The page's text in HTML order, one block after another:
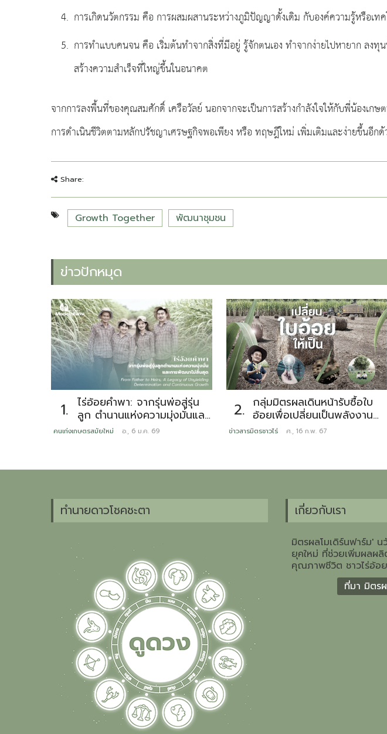
การเกิดนวัตกรรม คือ การผสมผสานระหว่างภูมิปัญญาดั้งเดิม กับองค์ความรู้หรือเท
การทำแบบคนจน คือ เริ่มต้นทำจากสิ่งที่มีอยู่ รู้จักตนเอง ทำจากง่ายไปหายาก ลงทุ
สร้างความสำเร็จที่ใหญ่ขึ้นในอนาคต
จากการลงพื้นที่ของคุณสมศักดิ์ เครือวัลย์ นอกจากจะเป็นการสร้างกำลังใจให้กับพี่น้องเก
การดำเนินชีวิตตามหลักปรัชญาเศรษฐกิจพอเพียง หรือ ทฤษฎีใหม่ เพิ่มเติมและง่ายขึ้นอีกด้
Share:
Growth Together พัฒนาชุมชน
ข่าวปักหมุด
1.
ไร่อ้อยคำพา: จากรุ่นพ่อสู่รุ่น
ลูก ตำนานแห่งความมุ่งมั่นและ
การพัฒนาไม่สิ้นสุด
คนเก่งเกษตรสมัยใหม่ อ., 6 ม.ค. 69
2. กลุ่มมิตรผลเดินหน้ารับซื้อใบ
อ้อยเพื่อเปลี่ยนเป็นพลังงาน
ทดแทน หลังเป็นผู้บุกเบิกต่อ
ตลอดฤดูหีบ 66/67
ข่าวสารมิตรชาวไร่ ศ., 16 ก.พ. 67
ทำนายดาวโชคชะตา เกี่ยวกับเรา
มิตรผลโมเดิร์นฟาร์ม'
ยุคใหม่ ที่ช่วยเพิ่มผลผ
คุณภาพชีวิต ชาวไร่อ้อ
ที่มา มิตร